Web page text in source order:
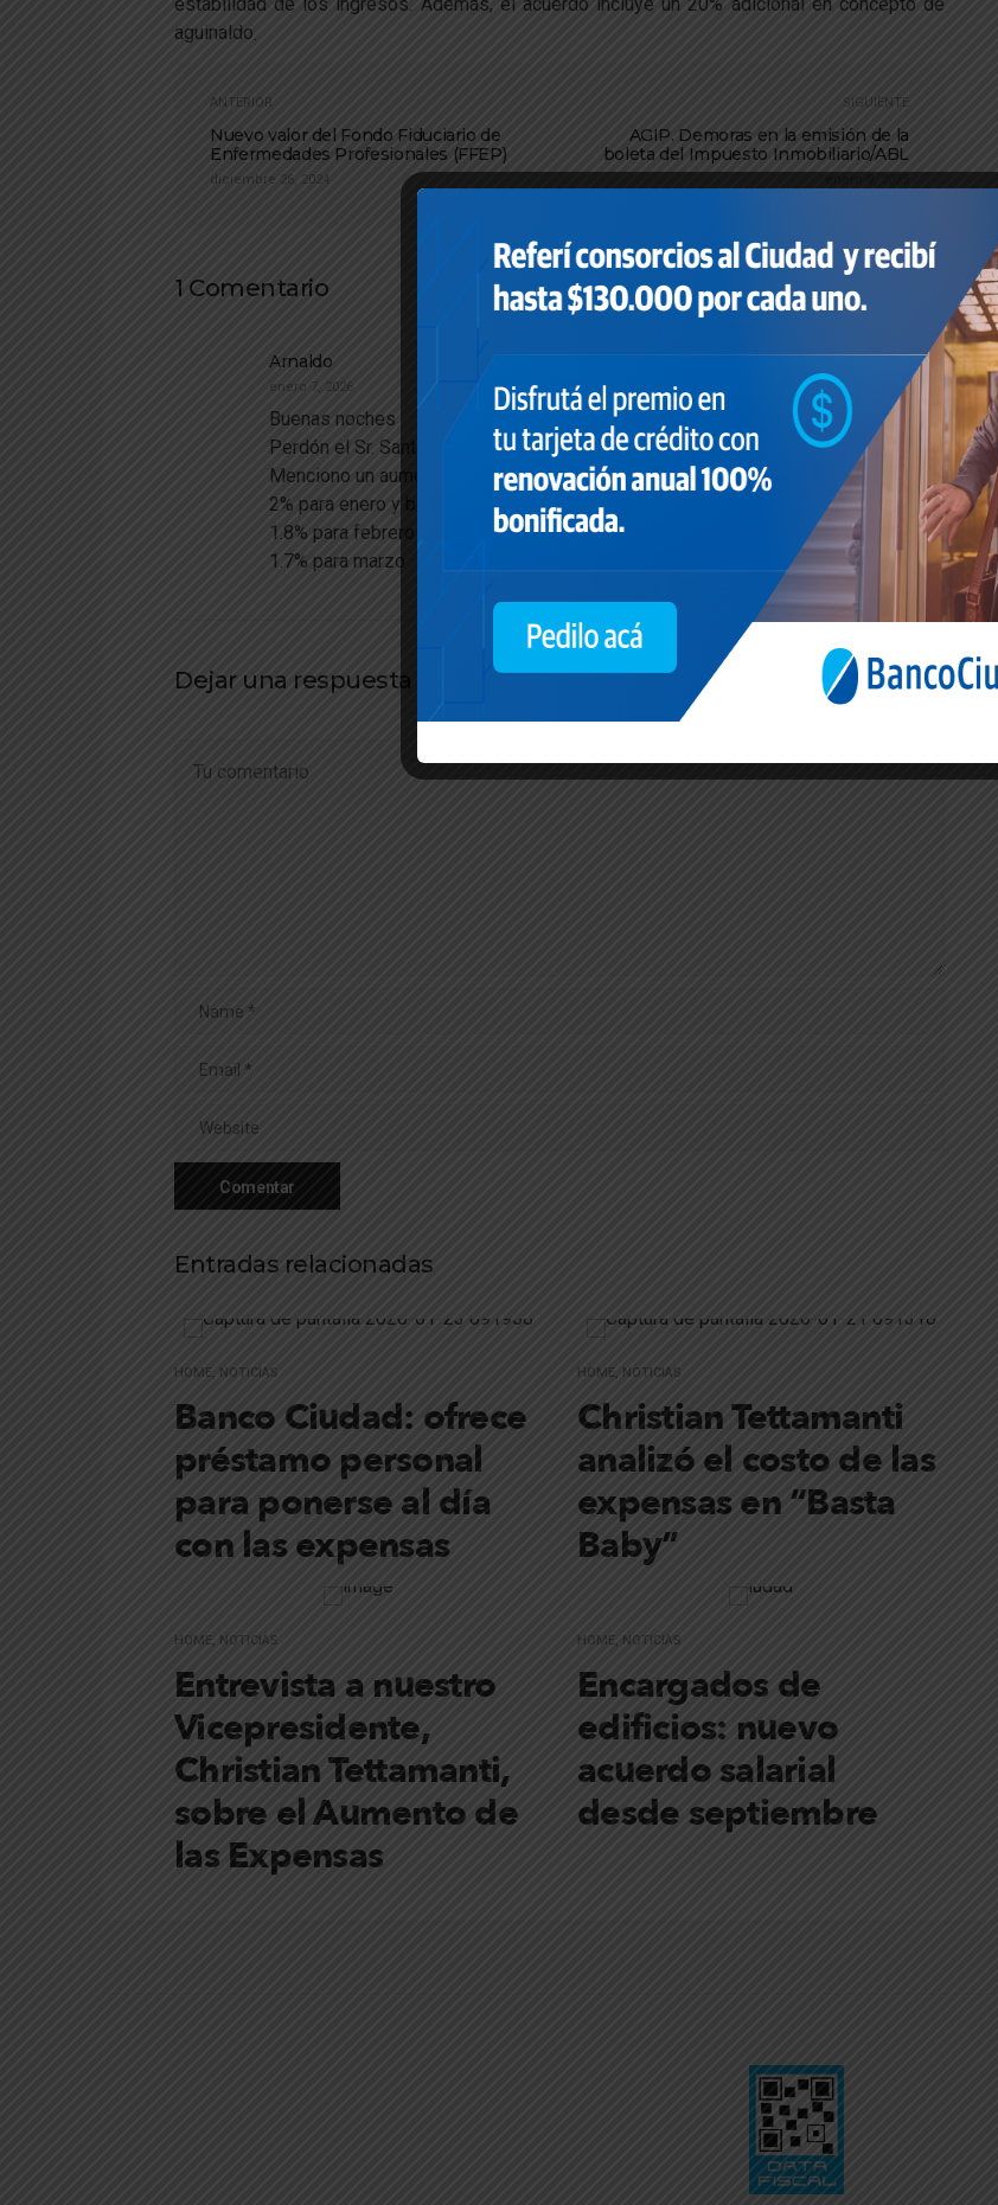
aguinaldo
ANTERIOR
Nuevo valor del Fondo Fiduciario de
Enfermedades Profesionales (FFEP)
diciembre 26, 2024
SIGUIENTE
AGIP. Demoras en la emisión de la
boleta del Impuesto Inmobiliario/ABL
1 Comentario
Arnaldo
enero 7, 2026
Buenas noches
Perdón el Sr. Santamaria en su comunicado
Menciono un aumento trimestral
2% para enero y bono de $ 120.000
1.8% para febrero
1.7% para marzo
Dejar una respuesta
Entradas relacionadas
HOME, NOTICIAS
Banco Ciudad: ofrece
préstamo personal
para ponerse al día
con las expensas
HOME, NOTICIAS
Christian Tettamanti
analizó el costo de las
expensas en “Basta
Baby”
HOME, NOTICIAS
Entrevista a nuestro
Vicepresidente,
Christian Tettamanti,
sobre el Aumento de
las Expensas
HOME, NOTICIAS
Encargados de
edificios: nuevo
acuerdo salarial
desde septiembre